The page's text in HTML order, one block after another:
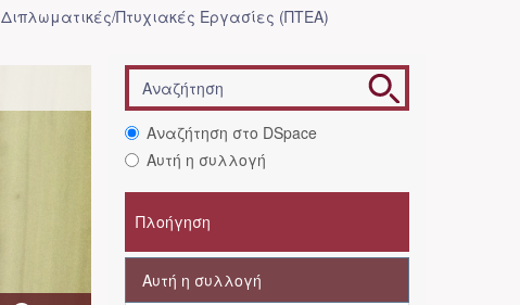
Διπλωματικές/Πτυχιακές Εργασίες (ΠΤΕΑ)
Αναζήτηση στο DSpace
Αυτή η συλλογή
Πλοήγηση
Αυτή η συλλογή